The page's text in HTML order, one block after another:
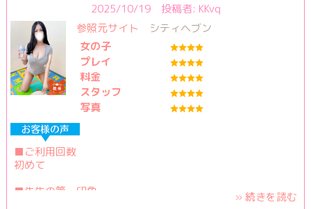
【プレイ内容】
おっぱい中心にお願いしました。爆乳で色々な部分を挟ま
れ、終始興奮が⽌まりませんでした。おっぱいに夢中になっ
ている内にあっという間に時間が過ぎてしまいました。
最⾼の時間を過ごすことが出来ました。ありがとうございま
した。
【スタッフの対応】
丁寧にご対応いただきました。
2025/10/19 投稿者: KKvq
参照元サイト シティヘブン
女の子
プレイ
料金
スタッフ
写真
■ご利用回数
初めて
■先生の第一印象
» 続きを読む